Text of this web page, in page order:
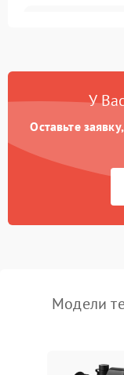
Неисправность
Поломка системы
Повреждение
защиты от
автоматического
У
Оставьте
Модели